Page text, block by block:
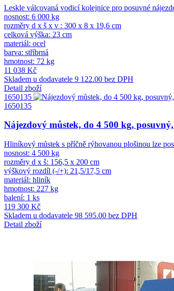
Leskle válcovaná vodicí kolejnice pro posuvné
nosnost: 6 000 kg
rozměry d x š x v : 300 x 8 x 19,6 cm
celková výška: 23 cm
materiál: ocel
barva: stříbrná
hmotnost: 72 kg
11 038 Kč
Skladem u dodavatele 9 122.00 bez DPH
Detail zboží
1650135
1650135
Nájezdový můstek, do 4 500 kg,
Hliníkový můstek s příčně rýhovanou plošinou lze
nosnost: 4 500 kg
rozměry d x š: 156,5 x 200 cm
výškový rozdíl (-/+): 21,5/17,5 cm
materiál: hliník
hmotnost: 227 kg
balení: 1 ks
119 300 Kč
Skladem u dodavatele 98 595.00 bez DPH
Detail zboží